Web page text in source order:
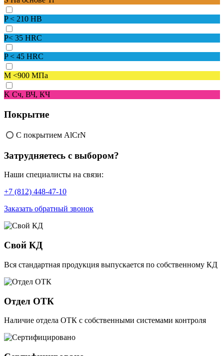
P< 210 HB
P< 35 HRC
P< 45 HRC
M <900 МПа
K Сч, ВЧ, КЧ
Покрытие
С покрытием AlCrN
Затрудняетесь с выбором?
Наши специалисты на связи:
+7 (812) 448-47-10
Заказать обратный звонок
Свой КД
Вся стандартная продукция выпускается по собственному КД
Отдел ОТК
Наличие отдела ОТК с собственными системами контроля